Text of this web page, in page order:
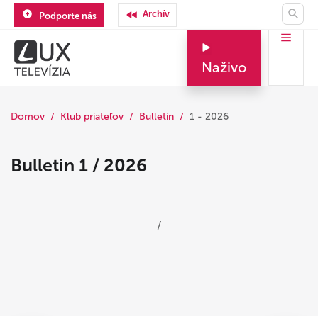
Podporte nás Archív
Naživo
Domov Klub priateľov Bulletin 1 - 2026
Bulletin 1 / 2026
/